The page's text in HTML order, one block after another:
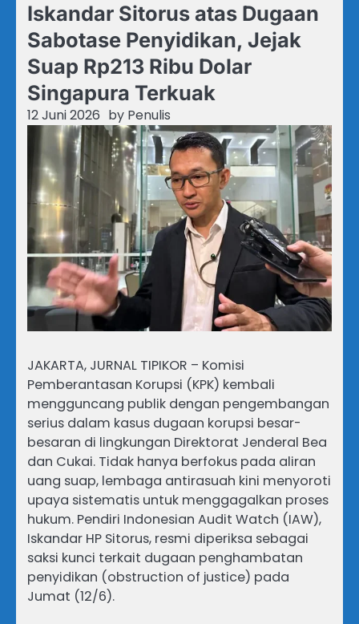
Iskandar Sitorus atas Dugaan
Sabotase Penyidikan, Jejak
Suap Rp213 Ribu Dolar
Singapura Terkuak
12 Juni 2026 by Penulis
JAKARTA, JURNAL TIPIKOR – Komisi
Pemberantasan Korupsi (KPK) kembali
mengguncang publik dengan pengembangan
serius dalam kasus dugaan korupsi besar-
besaran di lingkungan Direktorat Jenderal Bea
dan Cukai. Tidak hanya berfokus pada aliran
uang suap, lembaga antirasuah kini menyoroti
upaya sistematis untuk menggagalkan proses
hukum. Pendiri Indonesian Audit Watch (IAW),
Iskandar HP Sitorus, resmi diperiksa sebagai
saksi kunci terkait dugaan penghambatan
penyidikan (obstruction of justice) pada
Jumat (12/6).